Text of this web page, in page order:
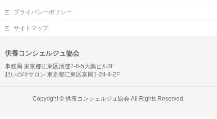
プライバシーポリシー
サイトマップ
供養コンシェルジュ協会
事務局 東京都江東区清澄2-8-5大鵬ビル3F
想いの時サロン 東京都江東区富岡1-24-4-2F
Copyright © 供養コンシェルジュ協会All Rights Reserved.